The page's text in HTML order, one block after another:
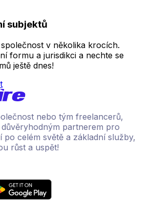
subjektů
v několika krocích.
formu a jurisdikci a nechte se
ještě dnes!
nebo tým freelancerů,
důvěryhodným partnerem pro
po celém světě a základní služby,
růst a uspět!